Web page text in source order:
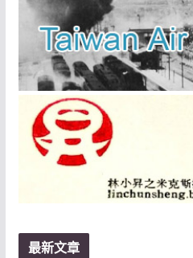
最新文章